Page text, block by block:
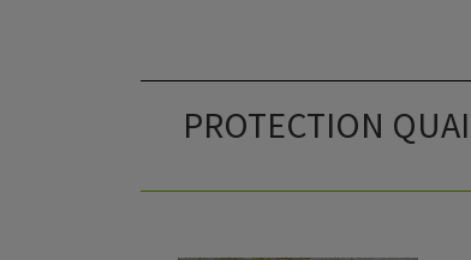
PROTECTION